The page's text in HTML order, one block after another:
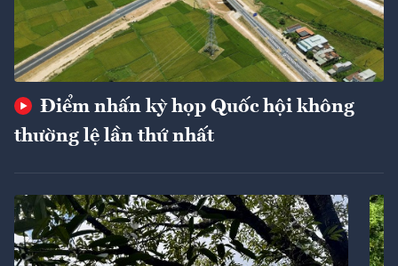
Điểm nhấn kỳ họp Quốc hội không
thường lệ lần thứ nhất